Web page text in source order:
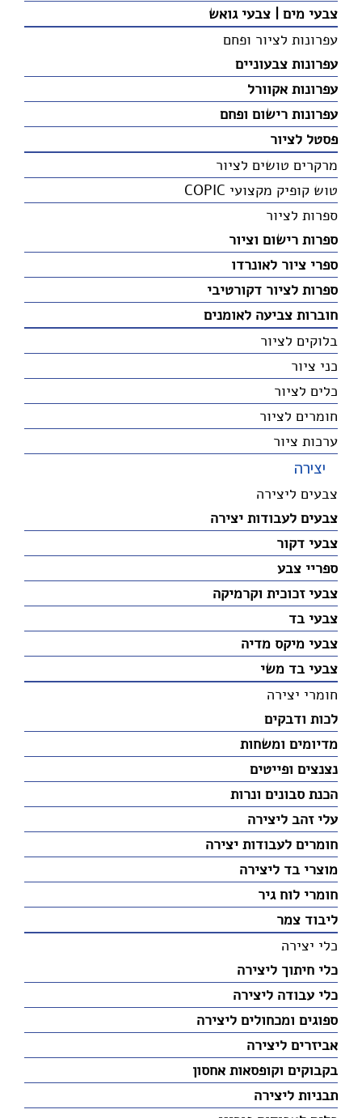
צבעי מים | צבעי גואש
עפרונות לציור ופחם
עפרונות צבעוניים
עפרונות אקוורל
עפרונות רישום ופחם
פסטל לציור
מרקרים טושים לציור
טוש קופיק מקצועי COPIC
ספרות לציור
ספרות רישום וציור
ספרי ציור לאונרדו
ספרות לציור דקורטיבי
חוברות צביעה לאומנים
בלוקים לציור
כני ציור
כלים לציור
חומרים לציור
ערכות ציור
יצירה
צבעים ליצירה
צבעים לעבודות יצירה
צבעי דקור
ספריי צבע
צבעי זכוכית וקרמיקה
צבעי בד
צבעי מיקס מדיה
צבעי בד משי
חומרי יצירה
לכות ודבקים
מדיומים ומשחות
נצנצים ופייטים
הכנת סבונים ונרות
עלי זהב ליצירה
חומרים לעבודות יצירה
מוצרי בד ליצירה
חומרי לוח גיר
ליבוד צמר
כלי יצירה
כלי חיתוך ליצירה
כלי עבודה ליצירה
ספוגים ומכחולים ליצירה
אביזרים ליצירה
בקבוקים וקופסאות אחסון
תבניות ליצירה